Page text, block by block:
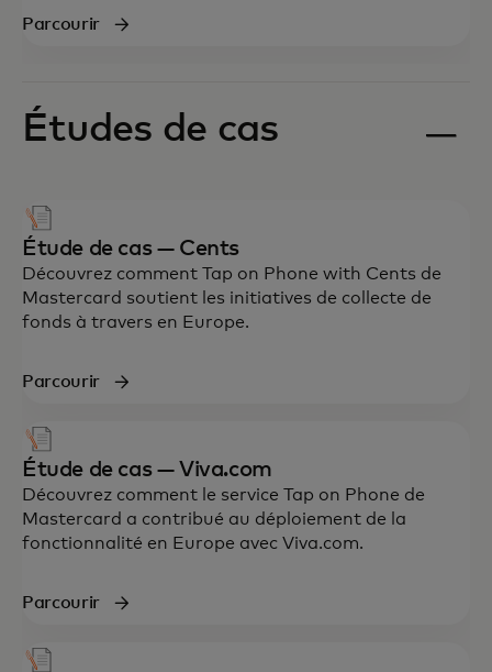
Parcourir
Études de cas
Étude de cas — Cents
Découvrez comment Tap on Phone with Cents de
Mastercard soutient les initiatives de collecte de
fonds à travers en Europe.
Parcourir
Étude de cas — Viva.com
Découvrez comment le service Tap on Phone de
Mastercard a contribué au déploiement de la
fonctionnalité en Europe avec Viva.com.
Parcourir